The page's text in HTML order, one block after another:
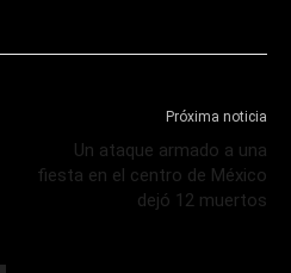
Próxima noticia
Un ataque armado a una
fiesta en el centro de México
dejó 12 muertos